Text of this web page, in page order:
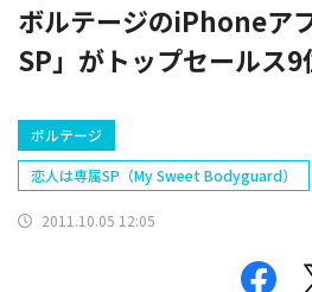
ボルテージのiPhoneア
SP」がトップセールス9
ボルテージ
恋人は専属SP（My Sweet Bodyguard）
2011.10.05 12:05